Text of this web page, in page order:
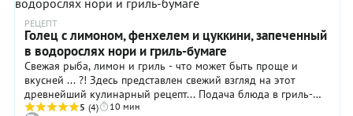
РЕЦЕПТ
Голец с лимоном, фенхелем и цуккини, запеченный
в водорослях нори и гриль-бумаге
Свежая рыба, лимон и гриль - что может быть проще и
вкусней ... ?! Здесь представлен свежий взгляд на этот
древнейший кулинарный рецепт... Подача блюда в гриль-
бумаге выглядит очень эффектно и гармонично, украсит
5 (4) 10 мин